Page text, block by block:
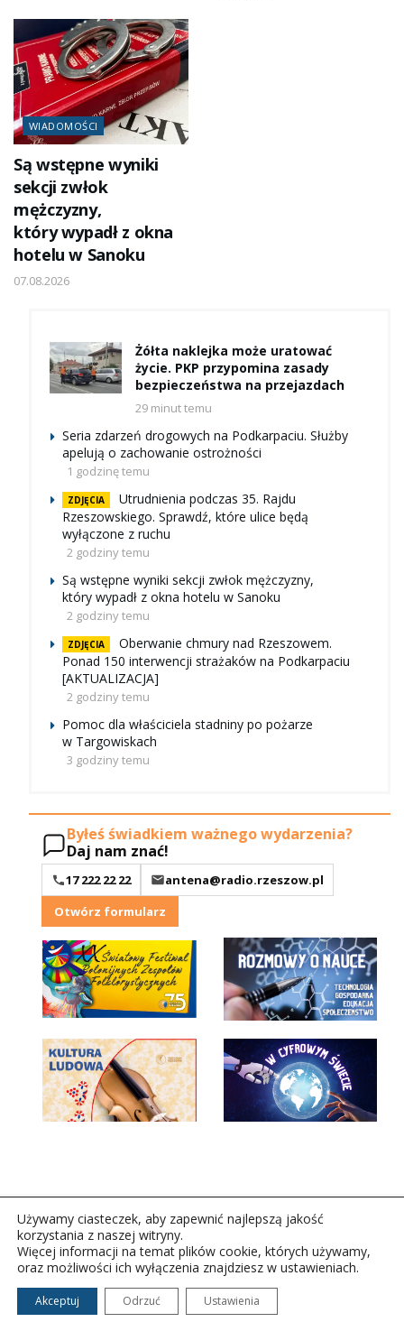
WIADOMOŚCI
Są wstępne wyniki
sekcji zwłok
mężczyzny,
który wypadł z okna
hotelu w Sanoku
07.08.2026
Żółta naklejka może uratować
życie. PKP przypomina zasady
bezpieczeństwa na przejazdach
29 minut temu
Seria zdarzeń drogowych na Podkarpaciu. Służby
apelują o zachowanie ostrożności
1 godzinę temu
ZDJĘCIA
Utrudnienia podczas 35. Rajdu
Rzeszowskiego. Sprawdź, które ulice będą
wyłączone z ruchu
2 godziny temu
Są wstępne wyniki sekcji zwłok mężczyzny,
który wypadł z okna hotelu w Sanoku
2 godziny temu
ZDJĘCIA
Oberwanie chmury nad Rzeszowem.
Ponad 150 interwencji strażaków na Podkarpaciu
[AKTUALIZACJA]
2 godziny temu
Pomoc dla właściciela stadniny po pożarze
w Targowiskach
3 godziny temu
Byłeś świadkiem ważnego wydarzenia?
Daj nam znać!
17 222 22 22
antena@radio.rzeszow.pl
Otwórz formularz
Copyright © 2026Polskie Radio Rzeszów S.A. w likwidacj.
Wszelkie prawa zastrzeżone.
Używamy ciasteczek, aby zapewnić najlepszą jakość
korzystania z naszej witryny.
Więcej informacji na temat plików cookie, których używamy,
oraz możliwości ich wyłączenia znajdziesz w ustawieniach.
Akceptuj Odrzuć Ustawienia